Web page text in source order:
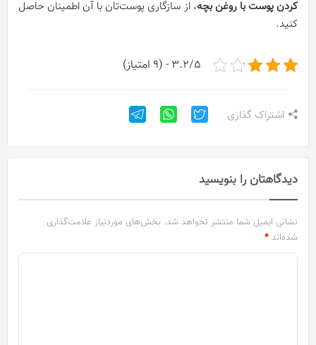
کردن پوست با روغن بچه، از سازگاری پوست‌تان با آن اطمینان حاصل
کنید.
3.2/5 - (9 امتیاز)
اشتراک گذاری
دیدگاهتان را بنویسید
نشانی ایمیل شما منتشر نخواهد شد. بخش‌های موردنیاز علامت‌گذاری
شده‌اند *